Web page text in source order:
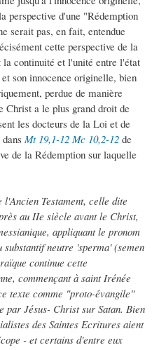
perspective d'une "Rédemption
serait pas, en fait, entendue
cette perspective de la
continuité et l'unité entre l'état
son innocence originelle, bien
perdue de manière
a le plus grand droit de
les docteurs de la Loi et de
Mt 19,1-12 Mc 10,2-12 de
de la Rédemption sur laquelle
Testament, celle dite
au IIe siècle avant le Christ,
appliquant le pronom
neutre 'sperma' (semen
continue cette
commençant à saint Irénée
texte comme "proto-évangile"
par Jésus- Christ sur Satan. Bien
des Saintes Ecritures aient
- et certains d'entre eux